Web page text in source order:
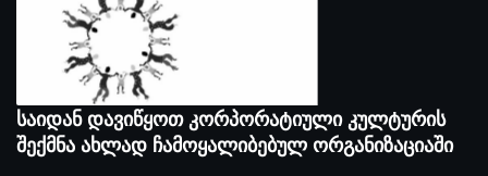
საიდან დავიწყოთ კორპორატიული კულტურის
შექმნა ახლად ჩამოყალიბებულ ორგანიზაციაში